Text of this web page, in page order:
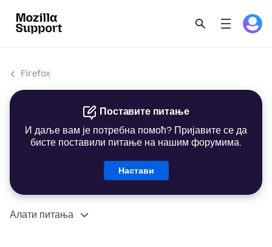
Firefox
Поставите питање
И даље вам је потребна помоћ? Пријавите се да
бисте поставили питање на нашим форумима.
Настави
Алати питања